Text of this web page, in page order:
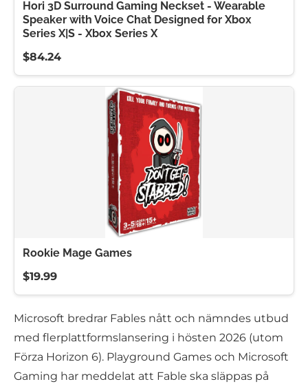
Hori 3D Surround Gaming Neckset - Wearable
Speaker with Voice Chat Designed for Xbox
Series X|S - Xbox Series X
$84.24
Rookie Mage Games
$19.99
Microsoft bredrar Fables nått och nämndes utbud
med flerplattformslansering i hösten 2026 (utom
Förza Horizon 6). Playground Games och Microsoft
Gaming har meddelat att Fable ska släppas på